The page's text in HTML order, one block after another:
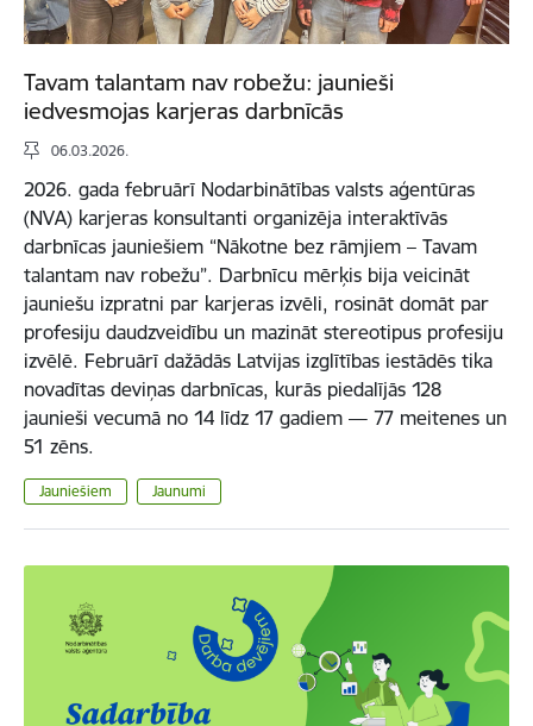
Tavam talantam nav robežu: jaunieši
iedvesmojas karjeras darbnīcās
06.03.2026.
2026. gada februārī Nodarbinātības valsts aģentūras
(NVA) karjeras konsultanti organizēja interaktīvās
darbnīcas jauniešiem “Nākotne bez rāmjiem – Tavam
talantam nav robežu”. Darbnīcu mērķis bija veicināt
jauniešu izpratni par karjeras izvēli, rosināt domāt par
profesiju daudzveidību un mazināt stereotipus profesiju
izvēlē. Februārī dažādās Latvijas izglītības iestādēs tika
novadītas deviņas darbnīcas, kurās piedalījās 128
jaunieši vecumā no 14 līdz 17 gadiem — 77 meitenes un
51 zēns.
Jauniešiem Jaunumi